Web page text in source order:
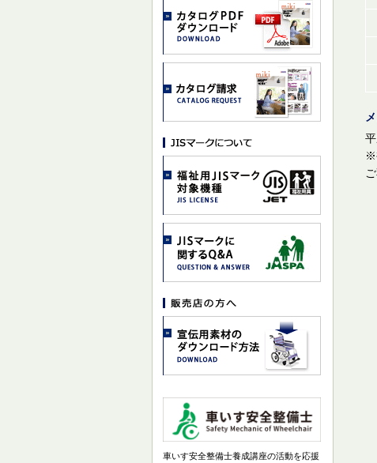
※
車いす安全整備士養成講座の活動を応援